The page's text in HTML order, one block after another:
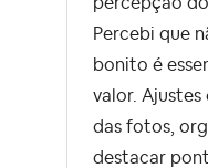
Percebi que
bonito é
valor.
das fotos,
destacar